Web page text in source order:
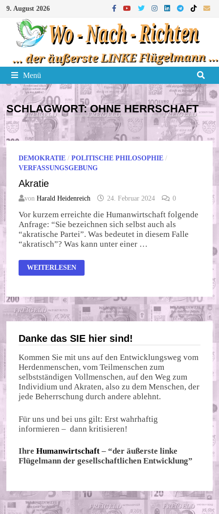
Zum
Inhalt
springen
9. August 2026
Menü
SCHLAGWORT:OHNE HERRSCHAFT
DEMOKRATIE /POLITISCHE PHILOSOPHIE /
VERFASSUNGSGEBUNG
Akratie
vonHarald Heidenreich 24. Februar 2024 0
Vor kurzem erreichte die Humanwirtschaft folgende
Anfrage: “Sie bezeichnen sich selbst auch als
“akratische Partei”. Was bedeutet in diesem Falle
“akratisch”? Was kann unter einer …
AKRATIE
WEITERLESEN
Danke das SIE hier sind!
Kommen Sie mit uns auf den Entwicklungsweg vom
Herdenmenschen, vom Teilmenschen zum
selbstständigen Vollmenschen, auf den Weg zum
Individium und Akraten, also zu dem Menschen, der
jede Beherrschung durch andere ablehnt.
Für uns und bei uns gilt: Erst wahrhaftig
informieren – dann kritisieren!
IhreHumanwirtschaft – “der äußerste linke
Flügelmann der gesellschaftlichen Entwicklung”